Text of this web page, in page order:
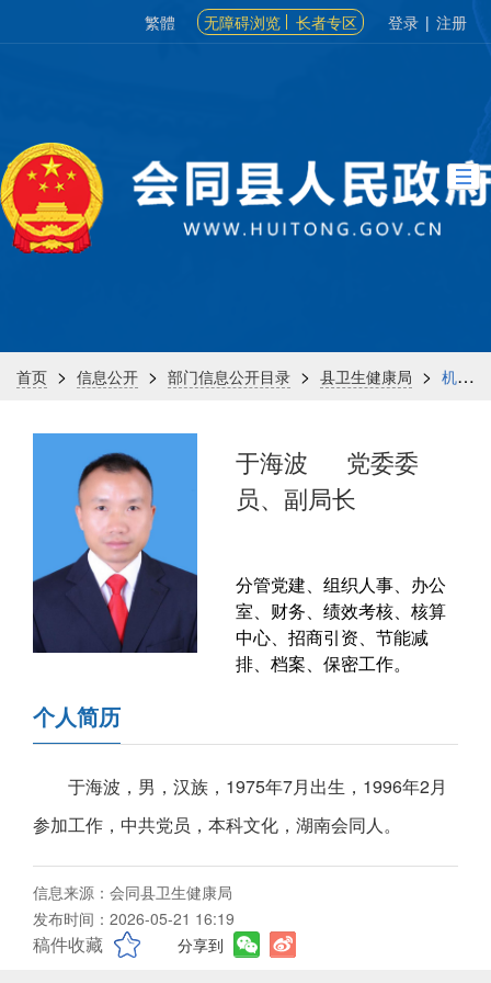
繁體 无障碍浏览 长者专区 登录 | 注册
首页 > 信息公开 > 部门信息公开目录 > 县卫生健康局 > 机构信息
于海波
党委委
员、副局长
分管党建、组织人事、办公
室、财务、绩效考核、核算
中心、招商引资、节能减
排、档案、保密工作。
个人简历
于海波，男，汉族，1975年7月出生，1996年2月
参加工作，中共党员，本科文化，湖南会同人。
信息来源：会同县卫生健康局
发布时间：2026-05-21 16:19
稿件收藏 分享到